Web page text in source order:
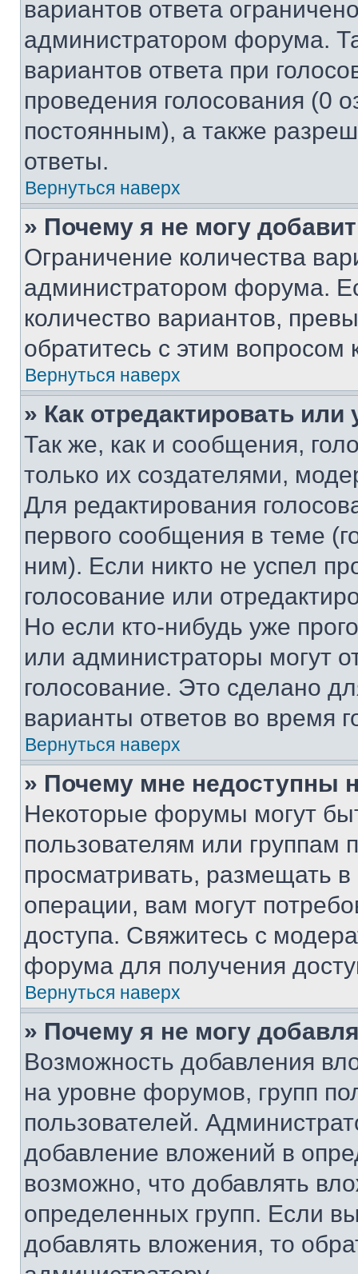
вариантов ответа
администратором форума.
вариантов ответа при
проведения голосования (0
постоянным), а также
ответы.
Вернуться наверх
» Почему я не могу
Ограничение количества
администратором форума.
количество вариантов,
обратитесь с этим вопросом
Вернуться наверх
» Как отредактировать
Так же, как и сообщения,
только их создателями,
Для редактирования
первого сообщения в теме
ним). Если никто не успел
голосование или
Но если кто-нибудь уже
или администраторы могут
голосование. Это сделано
варианты ответов во время
Вернуться наверх
» Почему мне недоступны
Некоторые форумы могут
пользователям или группам
просматривать, размещать
операции, вам могут
доступа. Свяжитесь с
форума для получения
Вернуться наверх
» Почему я не могу
Возможность добавления
на уровне форумов, групп
пользователей.
добавление вложений в
возможно, что добавлять
определенных групп. Если
добавлять вложения, то